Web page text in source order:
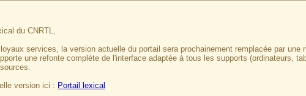
du CNRTL,
services, la version actuelle du portail sera prochainement remplacée par une
une refonte complète de l'interface adaptée à tous les supports (ordinateurs,
version ici : Portail lexical